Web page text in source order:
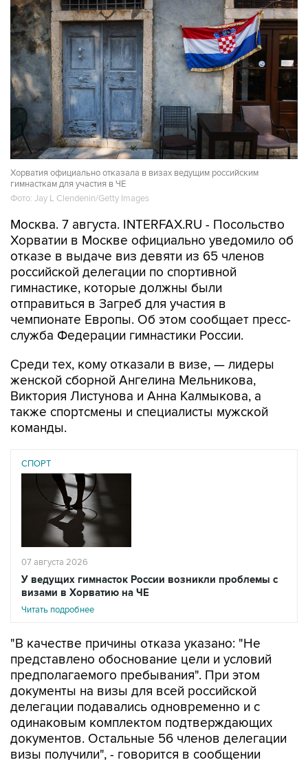
Хорватия официально отказала в визах ведущим российским
гимнасткам для участия в ЧЕ
Фото: Jay L Clendenin/Getty Images
Москва. 7 августа. INTERFAX.RU - Посольство
Хорватии в Москве официально уведомило об
отказе в выдаче виз девяти из 65 членов
российской делегации по спортивной
гимнастике, которые должны были
отправиться в Загреб для участия в
чемпионате Европы. Об этом сообщает пресс-
служба Федерации гимнастики России.
Среди тех, кому отказали в визе, — лидеры
женской сборной Ангелина Мельникова,
Виктория Листунова и Анна Калмыкова, а
также спортсмены и специалисты мужской
команды.
СПОРТ
07 августа 2026
У ведущих гимнасток России возникли проблемы с
визами в Хорватию на ЧЕ
Читать подробнее
"В качестве причины отказа указано: "Не
представлено обоснование цели и условий
предполагаемого пребывания". При этом
документы на визы для всей российской
делегации подавались одновременно и с
одинаковым комплектом подтверждающих
документов. Остальные 56 членов делегации
визы получили", - говорится в сообщении